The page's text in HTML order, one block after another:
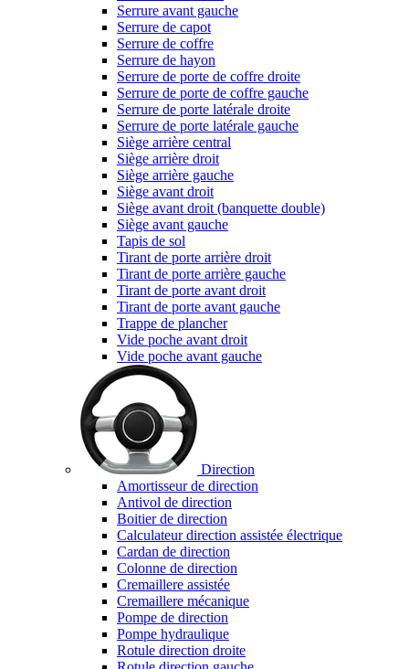
Serrure avant gauche
Serrure de capot
Serrure de coffre
Serrure de hayon
Serrure de porte de coffre droite
Serrure de porte de coffre gauche
Serrure de porte latérale droite
Serrure de porte latérale gauche
Siège arrière central
Siège arrière droit
Siège arrière gauche
Siège avant droit
Siège avant droit (banquette double)
Siège avant gauche
Tapis de sol
Tirant de porte arrière droit
Tirant de porte arrière gauche
Tirant de porte avant droit
Tirant de porte avant gauche
Trappe de plancher
Vide poche avant droit
Vide poche avant gauche
Direction
Amortisseur de direction
Antivol de direction
Boitier de direction
Calculateur direction assistée électrique
Cardan de direction
Colonne de direction
Cremaillere assistée
Cremaillere mécanique
Pompe de direction
Pompe hydraulique
Rotule direction droite